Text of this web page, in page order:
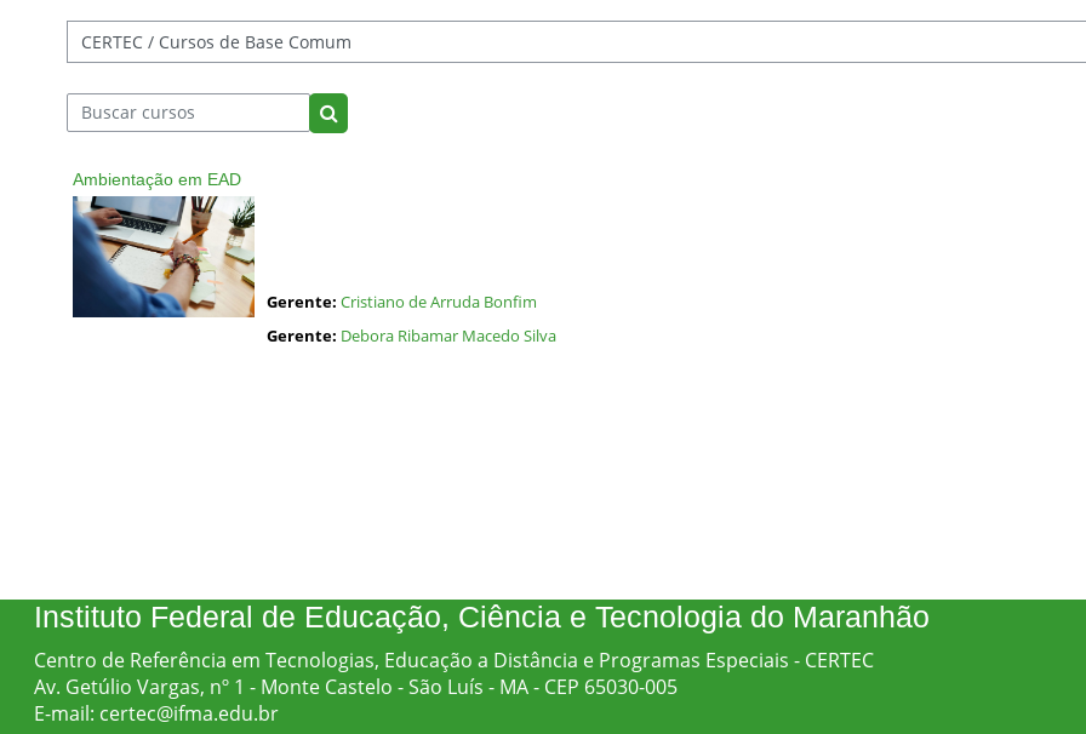
de Cursos
Buscar cursos
Buscar cursos
Ambientação em EAD
Gerente: Cristiano de Arruda Bonfim
Gerente: Debora Ribamar Macedo Silva
Instituto Federal de Educação, Ciência e Tecnologia do Maranhão
Centro de Referência em Tecnologias, Educação a Distância e Programas Especiais - CERTEC
Av. Getúlio Vargas, nº 1 - Monte Castelo - São Luís - MA - CEP 65030-005
E-mail: certec@ifma.edu.br